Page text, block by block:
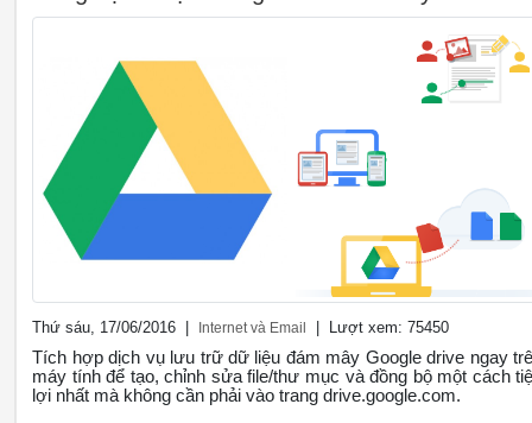
Thứ sáu, 17/06/2016 | Internet và Email | Lượt xem: 75450
Tích hợp dịch vụ lưu trữ dữ liệu đám mây Google drive ngay
máy tính để tạo, chỉnh sửa file/thư mục và đồng bộ một cách
lợi nhất mà không cần phải vào trang drive.google.com.